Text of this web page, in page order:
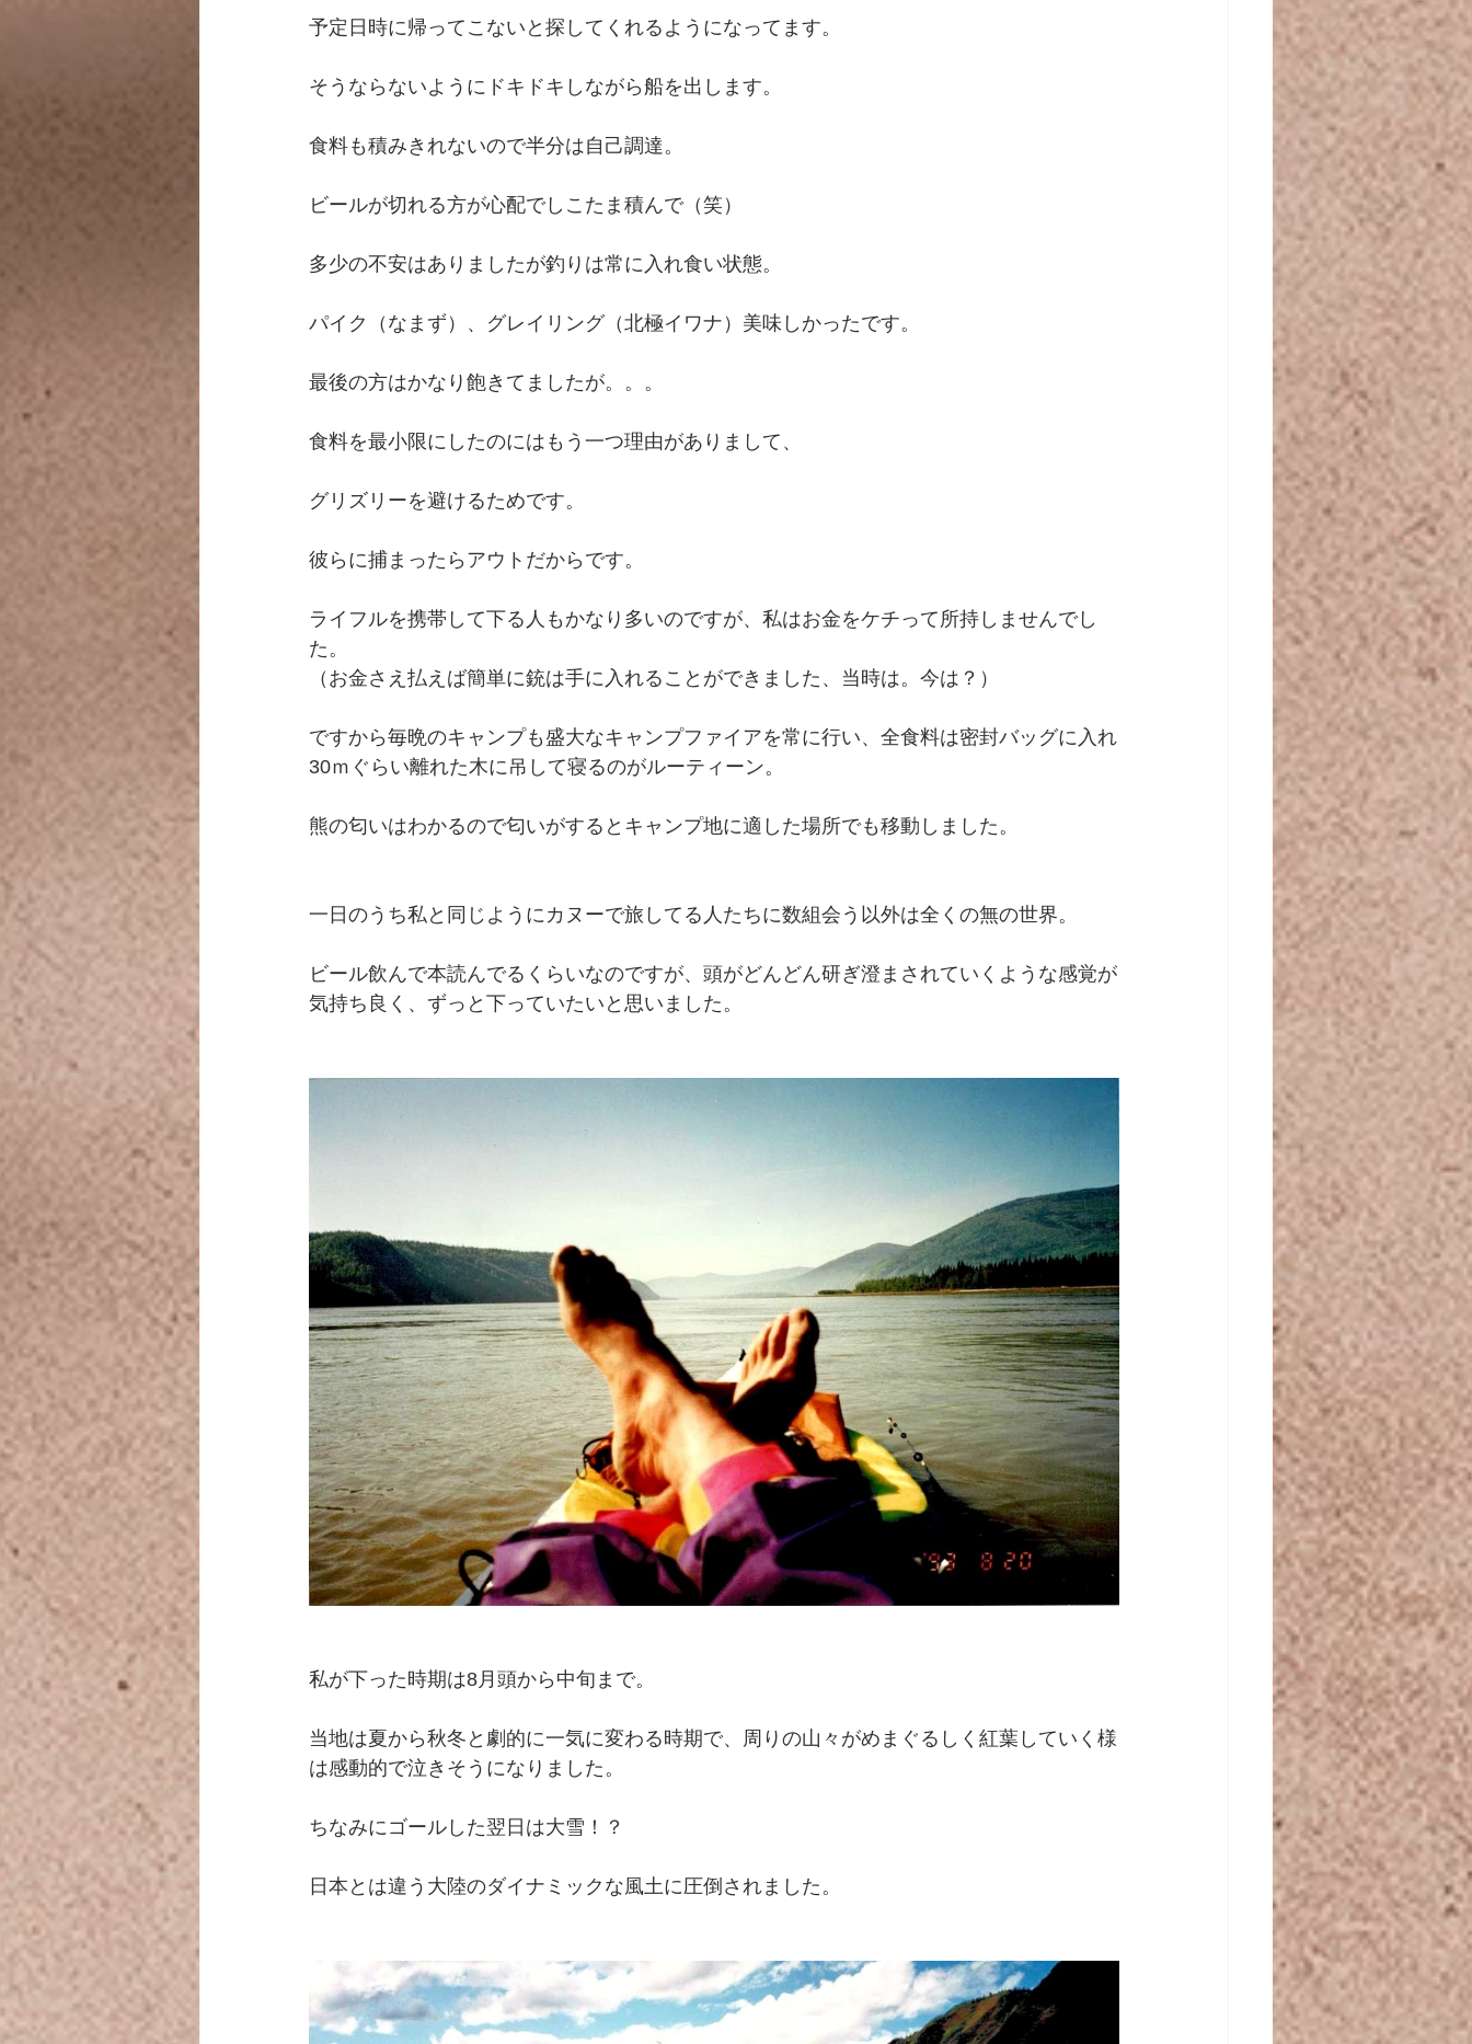
予定日時に帰ってこないと探してくれるようになってます。
そうならないようにドキドキしながら船を出します。
食料も積みきれないので半分は自己調達。
ビールが切れる方が心配でしこたま積んで（笑）
多少の不安はありましたが釣りは常に入れ食い状態。
パイク（なまず）、グレイリング（北極イワナ）美味しかったです。
最後の方はかなり飽きてましたが。。。
食料を最小限にしたのにはもう一つ理由がありまして、
グリズリーを避けるためです。
彼らに捕まったらアウトだからです。
ライフルを携帯して下る人もかなり多いのですが、私はお金をケチって所持しませんでし
た。
（お金さえ払えば簡単に銃は手に入れることができました、当時は。今は？）
ですから毎晩のキャンプも盛大なキャンプファイアを常に行い、全食料は密封バッグに入れ
30ｍぐらい離れた木に吊して寝るのがルーティーン。
熊の匂いはわかるので匂いがするとキャンプ地に適した場所でも移動しました。
一日のうち私と同じようにカヌーで旅してる人たちに数組会う以外は全くの無の世界。
ビール飲んで本読んでるくらいなのですが、頭がどんどん研ぎ澄まされていくような感覚が
気持ち良く、ずっと下っていたいと思いました。
私が下った時期は8月頭から中旬まで。
当地は夏から秋冬と劇的に一気に変わる時期で、周りの山々がめまぐるしく紅葉していく様
は感動的で泣きそうになりました。
ちなみにゴールした翌日は大雪！？
日本とは違う大陸のダイナミックな風土に圧倒されました。